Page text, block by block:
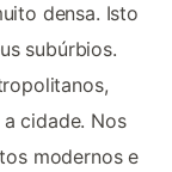
densa. Isto
subúrbios.
cidade. Nos
modernos e